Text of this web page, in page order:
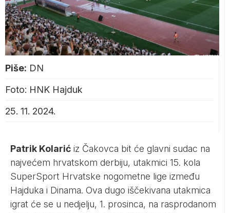
Piše: DN
Foto: HNK Hajduk
25. 11. 2024.
Patrik Kolarić iz Čakovca bit će glavni sudac na
najvećem hrvatskom derbiju, utakmici 15. kola
SuperSport Hrvatske nogometne lige između
Hajduka i Dinama. Ova dugo iščekivana utakmica
igrat će se u nedjelju, 1. prosinca, na rasprodanom